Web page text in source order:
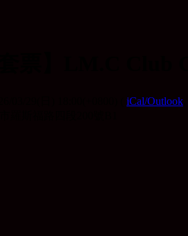
iCal/Outlook